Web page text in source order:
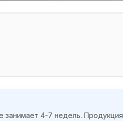
занимает 4-7 недель. Продукция